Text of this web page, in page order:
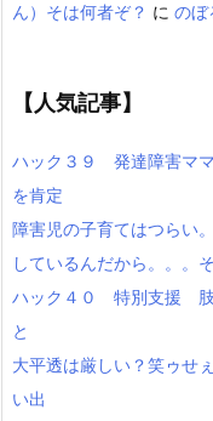
ん）そは何者ぞ？ に のぼ
【人気記事】
ハック３９ 発達障害マ
を肯定
障害児の子育てはつらい
しているんだから。。。
ハック４０ 特別支援 肢
と
大平透は厳しい？笑ゥせ
い出